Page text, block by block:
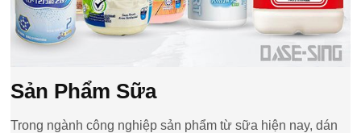
Sản Phẩm Sữa
Trong ngành công nghiệp sản phẩm từ sữa hiện nay, dán